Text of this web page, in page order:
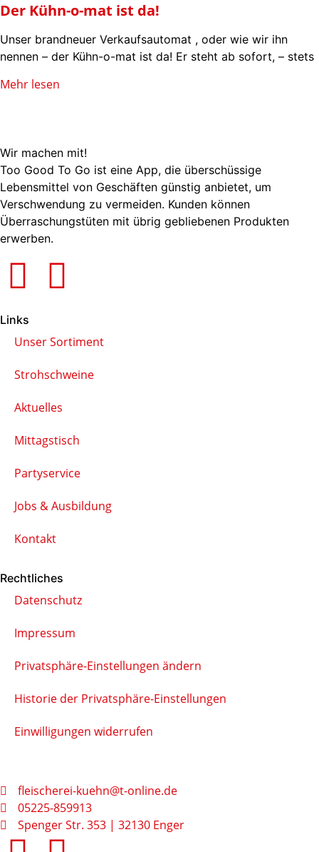
Der Kühn-o-mat ist da!
Unser brandneuer Verkaufsautomat , oder wie wir ihn
nennen – der Kühn-o-mat ist da! Er steht ab sofort, – stets
Mehr lesen
Wir machen mit!
Too Good To Go ist eine App, die überschüssige
Lebensmittel von Geschäften günstig anbietet, um
Verschwendung zu vermeiden. Kunden können
Überraschungstüten mit übrig gebliebenen Produkten
erwerben.
Links
Unser Sortiment
Strohschweine
Aktuelles
Mittagstisch
Partyservice
Jobs & Ausbildung
Kontakt
Rechtliches
Datenschutz
Impressum
Privatsphäre-Einstellungen ändern
Historie der Privatsphäre-Einstellungen
Einwilligungen widerrufen
fleischerei-kuehn@t-online.de
05225-859913
Spenger Str. 353 | 32130 Enger